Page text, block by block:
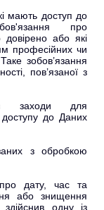
мають доступ до
про
або які
професійних чи
зобов’язання
пов’язаної з
заходи для
доступу до Даних
з обробкою
про дату, час та
або знищення
одну із